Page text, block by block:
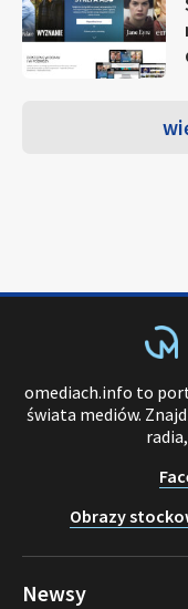
omediach.info to
świata mediów.
Obrazy
Newsy